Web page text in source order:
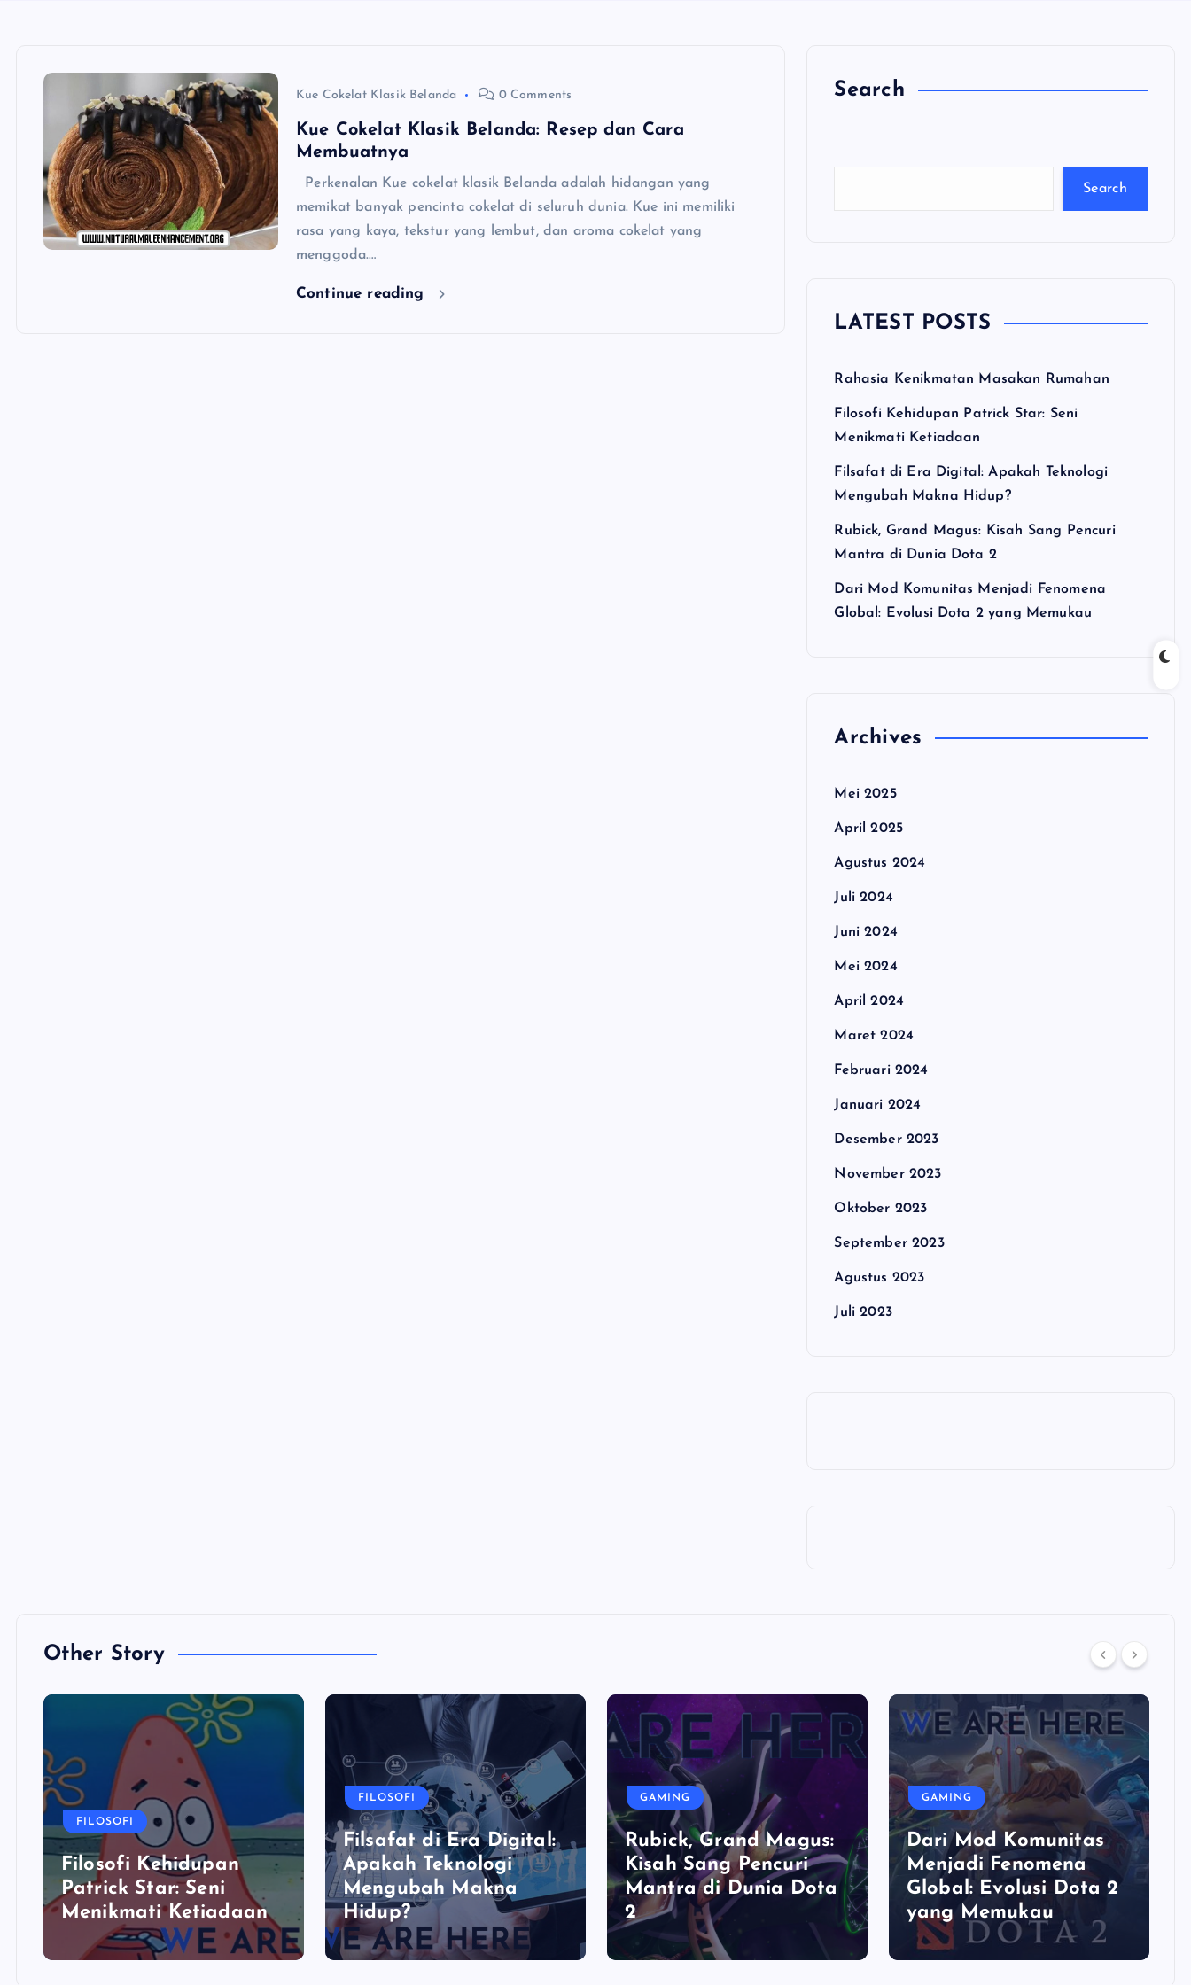
Kue Cokelat Klasik Belanda 0 Comments
Kue Cokelat Klasik Belanda: Resep dan Cara
Membuatnya
Perkenalan Kue cokelat klasik Belanda adalah hidangan yang
memikat banyak pencinta cokelat di seluruh dunia. Kue ini memiliki
rasa yang kaya, tekstur yang lembut, dan aroma cokelat yang
menggoda.…
Continue reading
Search
C
Search
LATEST POSTS
Rahasia Kenikmatan Masakan Rumahan
Filosofi Kehidupan Patrick Star: Seni
Menikmati Ketiadaan
Filsafat di Era Digital: Apakah Teknologi
Mengubah Makna Hidup?
Rubick, Grand Magus: Kisah Sang Pencuri
Mantra di Dunia Dota 2
Dari Mod Komunitas Menjadi Fenomena
Global: Evolusi Dota 2 yang Memukau
Archives
Mei 2025
April 2025
Agustus 2024
Juli 2024
Juni 2024
Mei 2024
April 2024
Maret 2024
Februari 2024
Januari 2024
Desember 2023
November 2023
Oktober 2023
September 2023
Agustus 2023
Juli 2023
Other Story
FILOSOFI
Filosofi Kehidupan
Patrick Star: Seni
Menikmati Ketiadaan
FILOSOFI
Filsafat di Era Digital:
Apakah Teknologi
Mengubah Makna
Hidup?
GAMING
Rubick, Grand Magus:
Kisah Sang Pencuri
Mantra di Dunia Dota
2
GAMING
Dari Mod Komunitas
Menjadi Fenomena
Global: Evolusi Dota 2
yang Memukau